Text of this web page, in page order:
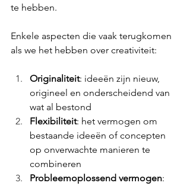
te hebben.
Enkele aspecten die vaak terugkomen
als we het hebben over creativiteit:
Originaliteit: ideeën zijn nieuw,
origineel en onderscheidend van
wat al bestond
Flexibiliteit: het vermogen om
bestaande ideeën of concepten
op onverwachte manieren te
combineren
Probleemoplossend vermogen: